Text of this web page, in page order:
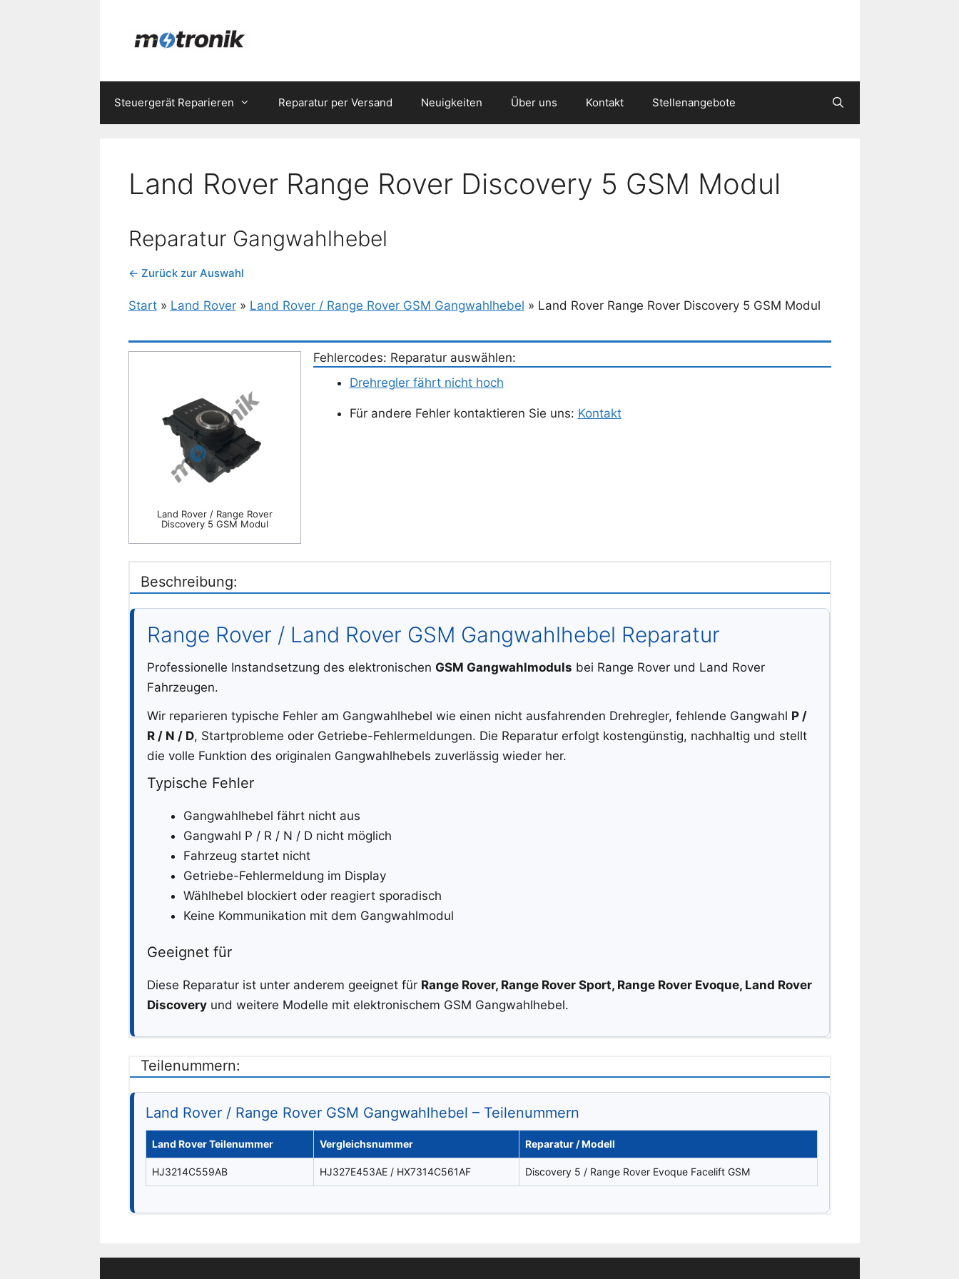
Steuergerät Reparieren Reparatur per Versand Neuigkeiten Über uns Kontakt Stellenangebote
Land Rover Range Rover Discovery 5 GSM Modul
Reparatur Gangwahlhebel
← Zurück zur Auswahl
Start» Land Rover» Land Rover / Range Rover GSM Gangwahlhebel » Land Rover Range Rover Discovery 5 GSM Modul
Land Rover / Range Rover
Discovery 5 GSM Modul
Fehlercodes: Reparatur auswählen:
Drehregler fährt nicht hoch
Für andere Fehler kontaktieren Sie uns: Kontakt
Beschreibung:
Range Rover / Land Rover GSM Gangwahlhebel Reparatur
Professionelle Instandsetzung des elektronischen GSM Gangwahlmoduls bei Range Rover und Land Rover
Fahrzeugen.
Wir reparieren typische Fehler am Gangwahlhebel wie einen nicht ausfahrenden Drehregler, fehlende Gangwahl P /
R / N / D, Startprobleme oder Getriebe-Fehlermeldungen. Die Reparatur erfolgt kostengünstig, nachhaltig und stellt
die volle Funktion des originalen Gangwahlhebels zuverlässig wieder her.
Typische Fehler
Gangwahlhebel fährt nicht aus
Gangwahl P / R / N / D nicht möglich
Fahrzeug startet nicht
Getriebe-Fehlermeldung im Display
Wählhebel blockiert oder reagiert sporadisch
Keine Kommunikation mit dem Gangwahlmodul
Geeignet für
Diese Reparatur ist unter anderem geeignet für Range Rover, Range Rover Sport, Range Rover Evoque, Land Rover
Discoveryund weitere Modelle mit elektronischem GSM Gangwahlhebel.
Teilenummern:
Land Rover / Range Rover GSM Gangwahlhebel – Teilenummern
Land Rover Teilenummer Vergleichsnummer Reparatur / Modell
HJ3214C559AB HJ327E453AE / HX7314C561AF Discovery 5 / Range Rover Evoque Facelift GSM